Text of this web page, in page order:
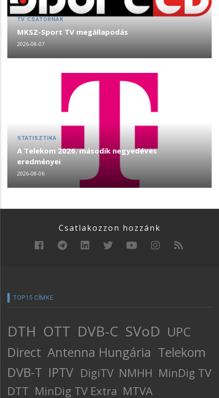
TV CSATORNÁK
MKSZ-Sport TV megállapodás
2026-08-07
STATISZTIKA
A Telekom 2026. második negyedéves
eredményei
2026-08-06
Csatlakozzon hozzánk
TOP15 CÍMKE
DTH OTT DVB-C SVoD UPC
Direct Antenna Hungária Telekom
DVB-T IPTV DigiTV NMHH MinDig TV
DTT MinDig TV Extra MTVA